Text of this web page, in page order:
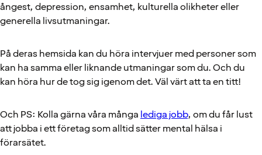
ångest, depression, ensamhet, kulturella olikheter eller
generella livsutmaningar.
På deras hemsida kan du höra intervjuer med personer som
kan ha samma eller liknande utmaningar som du. Och du
kan höra hur de tog sig igenom det. Väl värt att ta en titt!
Och PS: Kolla gärna våra många lediga jobb, om du får lust
att jobba i ett företag som alltid sätter mental hälsa i
förarsätet.